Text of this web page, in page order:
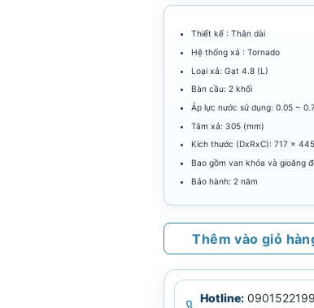
Thiết kế : Thân dài
Hệ thống xả : Tornado
Loại xả: Gạt 4.8 (L)
Bàn cầu: 2 khối
Áp lực nước sử dụng: 0.05 ~
Tâm xả: 305 (mm)
Kích thước (DxRxC): 717 x
Bao gồm van khóa và gioăng
Bảo hành: 2 năm
Thêm vào giỏ
Hotline: